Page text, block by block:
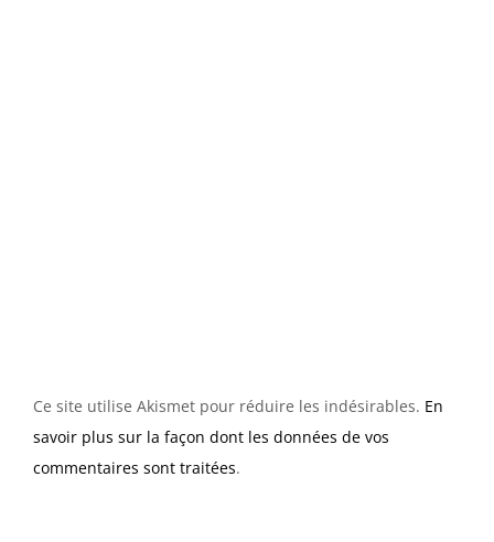
Ce site utilise Akismet pour réduire les indésirables. En
savoir plus sur la façon dont les données de vos
commentaires sont traitées.